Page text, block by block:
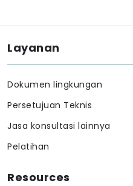
Layanan
Dokumen lingkungan
Persetujuan Teknis
Jasa konsultasi lainnya
Pelatihan
Resources